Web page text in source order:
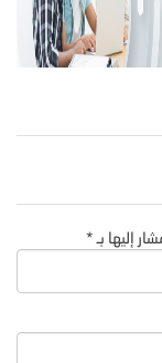
إليها بـ *